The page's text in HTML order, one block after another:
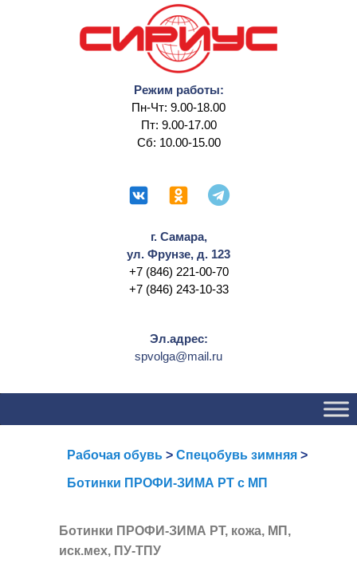
Режим работы:
Пн-Чт: 9.00-18.00
Пт: 9.00-17.00
Сб: 10.00-15.00
г. Самара,
ул. Фрунзе, д. 123
+7 (846) 221-00-70
+7 (846) 243-10-33
Эл.адрес:
spvolga@mail.ru
содержимому
содержимомуРабочая обувь > Спецобувь зимняя >
Ботинки ПРОФИ-ЗИМА РТ с МП
Ботинки ПРОФИ-ЗИМА РТ, кожа, МП,
иск.мех, ПУ-ТПУ